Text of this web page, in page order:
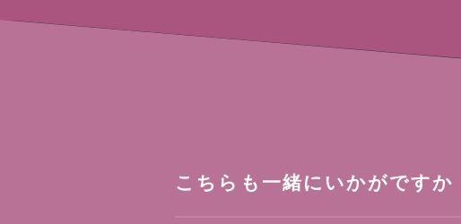
こちらも一緒にいかがですか